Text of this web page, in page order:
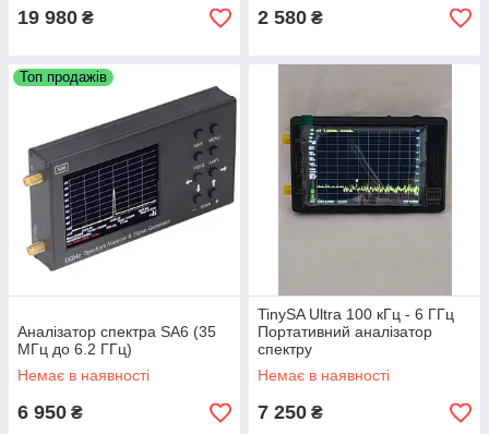
19 980 ₴ 2 580 ₴
Топ продажів
Аналізатор спектра SA6 (35
МГц до 6.2 ГГц)
Немає в наявності
6 950 ₴
TinySA Ultra 100 кГц - 6 ГГц
Портативний аналізатор
спектру
Немає в наявності
7 250 ₴